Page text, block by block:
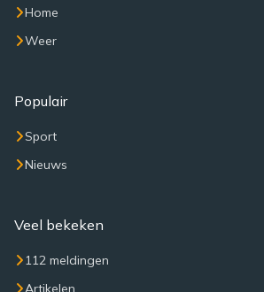
Home
Weer
Populair
Sport
Nieuws
Veel bekeken
112 meldingen
Artikelen